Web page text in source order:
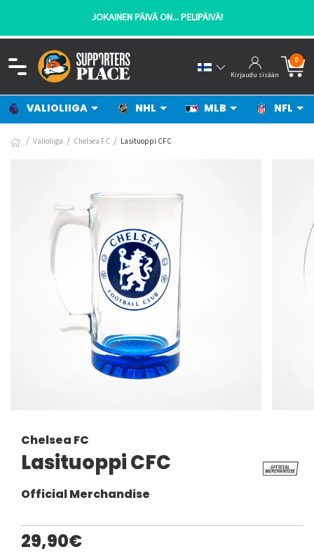
JOKAINEN PÄIVÄ ON... PELIPÄIVÄ!
Kirjaudu sisään
0
VALIOLIIGA NHL MLB NFL
Valioliiga Chelsea FC Lasituoppi CFC
Chelsea FC
Lasituoppi CFC
Official Merchandise
29,90€